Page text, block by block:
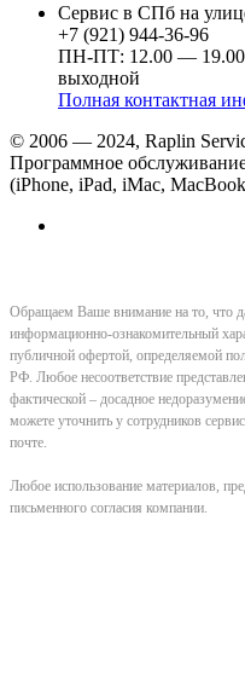
Сервис в СПб на
+7 (921) 944-36-96
ПН-ПТ: 12.00 —
выходной
Полная контактная
© 2006 — 2024, Raplin
Программное
(iPhone, iPad, iMac,
Обращаем Ваше внимание на то, что
информационно-ознакомительный
публичной офертой, определяемой
РФ. Любое несоответствие
фактической – досадное
можете уточнить у сотрудников
почте.
Любое использование материалов,
письменного согласия компании.